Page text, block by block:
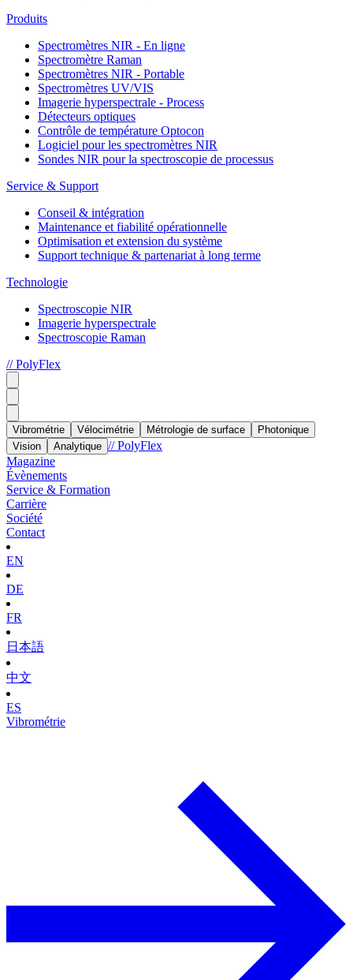
Produits
Spectromètres NIR - En ligne
Spectromètre Raman
Spectromètres NIR - Portable
Spectromètres UV/VIS
Imagerie hyperspectrale - Process
Détecteurs optiques
Contrôle de température Optocon
Logiciel pour les spectromètres NIR
Sondes NIR pour la spectroscopie de processus
Service & Support
Conseil & intégration
Maintenance et fiabilité opérationnelle
Optimisation et extension du système
Support technique & partenariat à long terme
Technologie
Spectroscopie NIR
Imagerie hyperspectrale
Spectroscopie Raman
// PolyFlex
Vibrométrie Vélocimétrie Métrologie de surface
Photonique
Vision
Analytique // PolyFlex
Magazine
Évènements
Service & Formation
Carrière
Société
Contact
EN
DE
FR
日本語
中文
ES
Vibrométrie